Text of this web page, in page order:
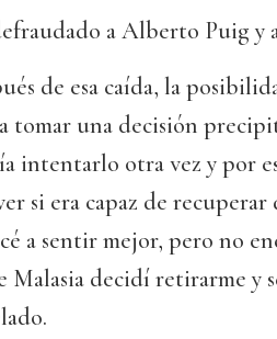
a Alberto Puig y
de esa caída, la
tomar una decisión
intentarlo otra vez y por
si era capaz de
a sentir mejor, pero no
Malasia decidí retirarme y